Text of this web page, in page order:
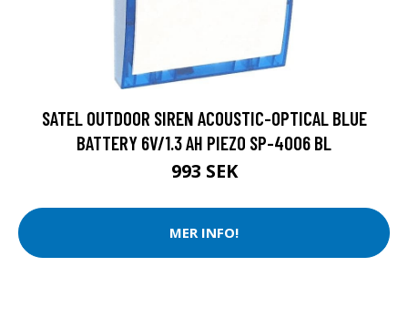
SATEL OUTDOOR SIREN ACOUSTIC-OPTICAL BLUE
BATTERY 6V/1.3 AH PIEZO SP-4006 BL
993 SEK
MER INFO!